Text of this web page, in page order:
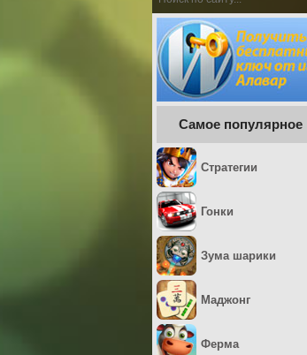
Самое популярное
Стратегии
Гонки
Зума шарики
Маджонг
Ферма